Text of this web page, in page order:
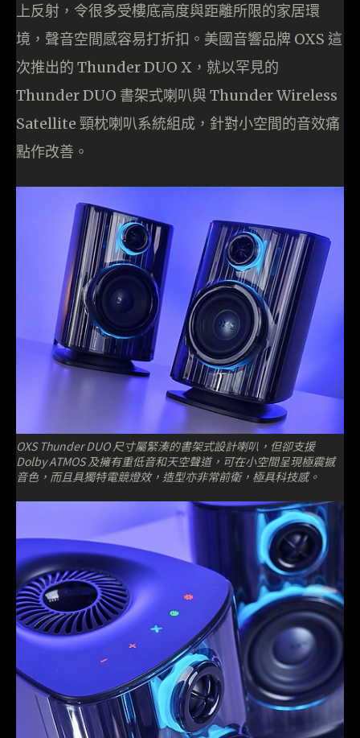
上反射，令很多受樓底高度與距離所限的家居環
境，聲音空間感容易打折扣。美國音響品牌 OXS 這
次推出的 Thunder DUO X，就以罕見的
Thunder DUO 書架式喇叭與 Thunder Wireless
Satellite 頸枕喇叭系統組成，針對小空間的音效痛
點作改善。
OXS Thunder DUO 尺寸屬緊湊的書架式設計喇叭，但卻支援
Dolby ATMOS 及擁有重低音和天空聲道，可在小空間呈現極震撼
音色，而且具獨特電競燈效，造型亦非常前衛，極具科技感。